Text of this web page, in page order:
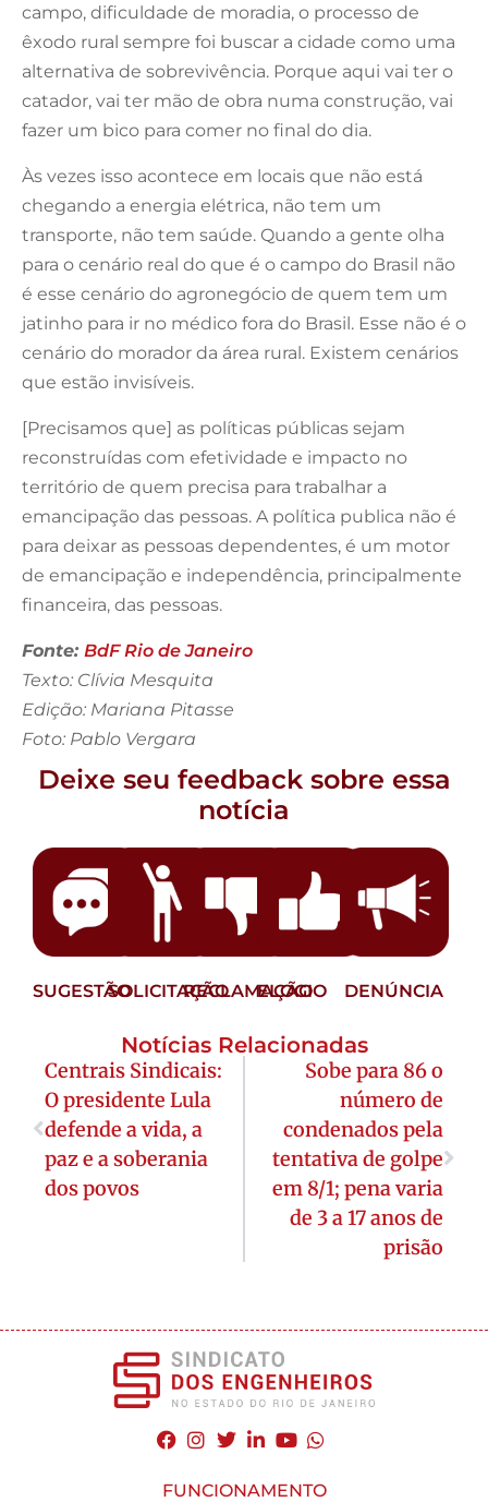
campo, dificuldade de moradia, o processo de
êxodo rural sempre foi buscar a cidade como uma
alternativa de sobrevivência. Porque aqui vai ter o
catador, vai ter mão de obra numa construção, vai
fazer um bico para comer no final do dia.
Às vezes isso acontece em locais que não está
chegando a energia elétrica, não tem um
transporte, não tem saúde. Quando a gente olha
para o cenário real do que é o campo do Brasil não
é esse cenário do agronegócio de quem tem um
jatinho para ir no médico fora do Brasil. Esse não é o
cenário do morador da área rural. Existem cenários
que estão invisíveis.
[Precisamos que] as políticas públicas sejam
reconstruídas com efetividade e impacto no
território de quem precisa para trabalhar a
emancipação das pessoas. A política publica não é
para deixar as pessoas dependentes, é um motor
de emancipação e independência, principalmente
financeira, das pessoas.
Fonte: BdF Rio de Janeiro
Texto: Clívia Mesquita
Edição: Mariana Pitasse
Foto: Pablo Vergara
Deixe seu feedback sobre essa
notícia
SUGESTÃOSOLICITAÇÃORECLAMAÇÃO
ELOGIO DENÚNCIA
Notícias Relacionadas
Centrais Sindicais:
O presidente Lula
defende a vida, a
paz e a soberania
dos povos
Sobe para 86 o
número de
condenados pela
tentativa de golpe
em 8/1; pena varia
de 3 a 17 anos de
prisão
FUNCIONAMENTO